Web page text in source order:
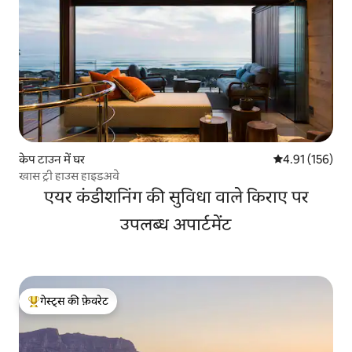
केप टाउन में घर औसत रेटिंग 5 में से
4.91 (156)
खास ट्री हाउस हाइडअवे
एयर कंडीशनिंग की सुविधा वाले किराए पर
उपलब्ध अपार्टमेंट
गेस्ट्स का टॉप फ़ेवरेट
गेस्ट्स की फ़ेवरेट